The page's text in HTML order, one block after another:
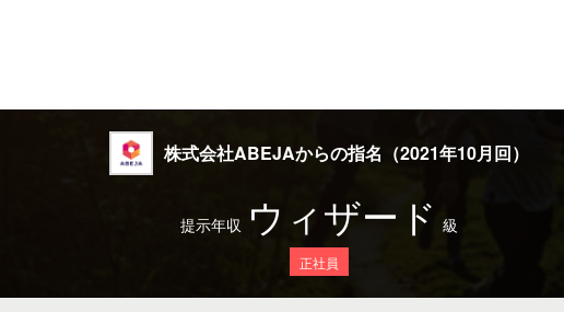
株式会社ABEJAからの指名（2021年10月回）
提示年収 ウィザード 級
正社員